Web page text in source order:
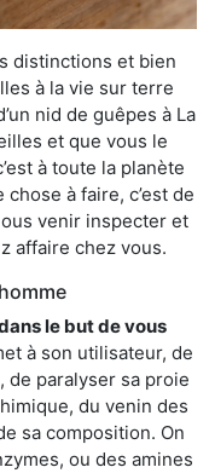
distinctions et bien
à la vie sur terre
nid de guêpes à La
et que vous le
à toute la planète
à faire, c’est de
venir inspecter et
affaire chez vous.
le but de vous
à son utilisateur, de
de paralyser sa proie
du venin des
sa composition. On
ou des amines